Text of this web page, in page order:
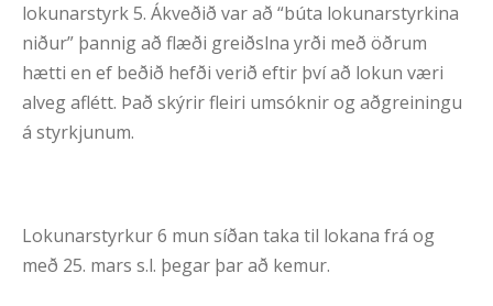
lokunarstyrk 5. Ákveðið var að “búta lokunarstyrkina
niður” þannig að flæði greiðslna yrði með öðrum
hætti en ef beðið hefði verið eftir því að lokun væri
alveg aflétt. Það skýrir fleiri umsóknir og aðgreiningu
á styrkjunum.
Lokunarstyrkur 6 mun síðan taka til lokana frá og
með 25. mars s.l. þegar þar að kemur.